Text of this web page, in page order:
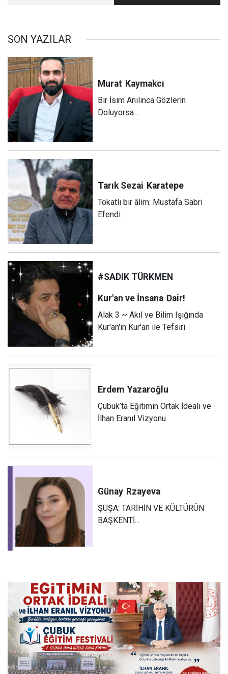
GÜZELLİĞİ
SON YAZILAR
Murat Kaymakcı
Bir İsim Anılınca Gözlerin
Doluyorsa...
Tarık Sezai Karatepe
Tokatlı bir âlim: Mustafa Sabri
Efendi
#SADIK TÜRKMEN
Kur'an ve İnsana Dair!
Alak 3 ~ Akıl ve Bilim Işığında
Kur'an'ın Kur'an ile Tefsiri
Erdem Yazaroğlu
Çubuk’ta Eğitimin Ortak İdeali ve
İlhan Eranıl Vizyonu
Günay Rzayeva
ŞUŞA: TARİHİN VE KÜLTÜRÜN
BAŞKENTİ...